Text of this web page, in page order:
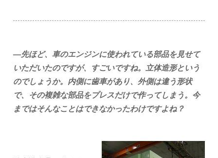
―先ほど、車のエンジンに使われている部品を見せて
いただいたのですが、すごいですね。立体造形という
のでしょうか。内側に歯車があり、外側は違う形状
で、その複雑な部品をプレスだけで作ってしまう。今
まではそんなことはできなかったわけですよね？